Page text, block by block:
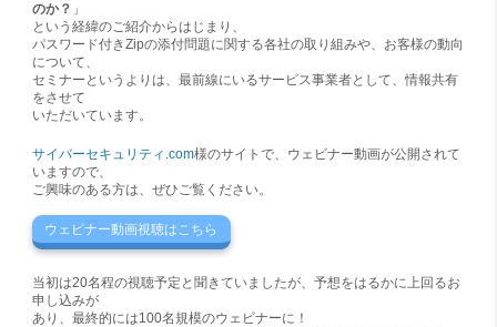
のか？ 」
という経緯のご紹介からはじまり、
パスワード付きZipの添付問題に関する各社の取り組みや、お客様の動向
について、
セミナーというよりは、最前線にいるサービス事業者として、情報共有
をさせて
いただいています。
サイバーセキュリティ.com様のサイトで、ウェビナー動画が公開されて
いますので、
ご興味のある方は、ぜひご覧ください。
ウェビナー動画視聴はこちら
当初は20名程の視聴予定と聞きていましたが、予想をはるかに上回るお
申し込みが
あり、最終的には100名規模のウェビナーに！